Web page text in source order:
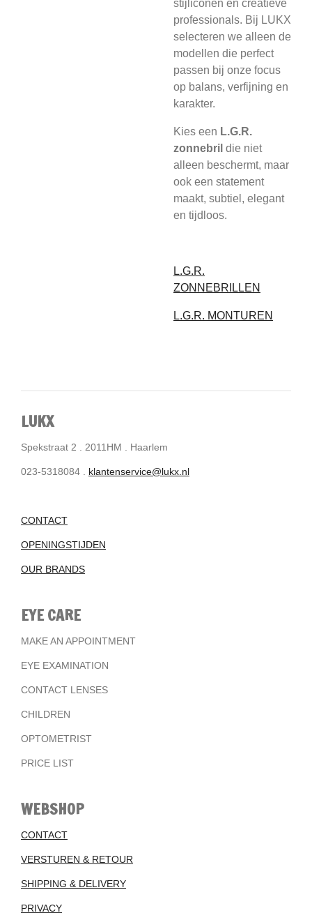
stijliconen en creatieve
professionals. Bij LUKX
selecteren we alleen de
modellen die perfect
passen bij onze focus
op balans, verfijning en
karakter.
Kies een L.G.R.
zonnebril die niet
alleen beschermt, maar
ook een statement
maakt, subtiel, elegant
en tijdloos.
L.G.R.
ZONNEBRILLEN
L.G.R. MONTUREN
LUKX
Spekstraat 2 . 2011HM . Haarlem
023-5318084 . klantenservice@lukx.nl
CONTACT
OPENINGSTIJDEN
OUR BRANDS
EYE CARE
MAKE AN APPOINTMENT
EYE EXAMINATION
CONTACT LENSES
CHILDREN
OPTOMETRIST
PRICE LIST
WEBSHOP
CONTACT
VERSTUREN & RETOUR
SHIPPING & DELIVERY
PRIVACY